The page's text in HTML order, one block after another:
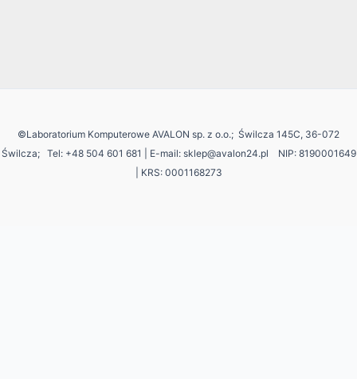
©Laboratorium Komputerowe AVALON sp. z o.o.; Świlcza 145C, 36-072
Świlcza; Tel: +48 504 601 681 | E-mail: sklep@avalon24.pl NIP: 8190001649
| KRS: 0001168273